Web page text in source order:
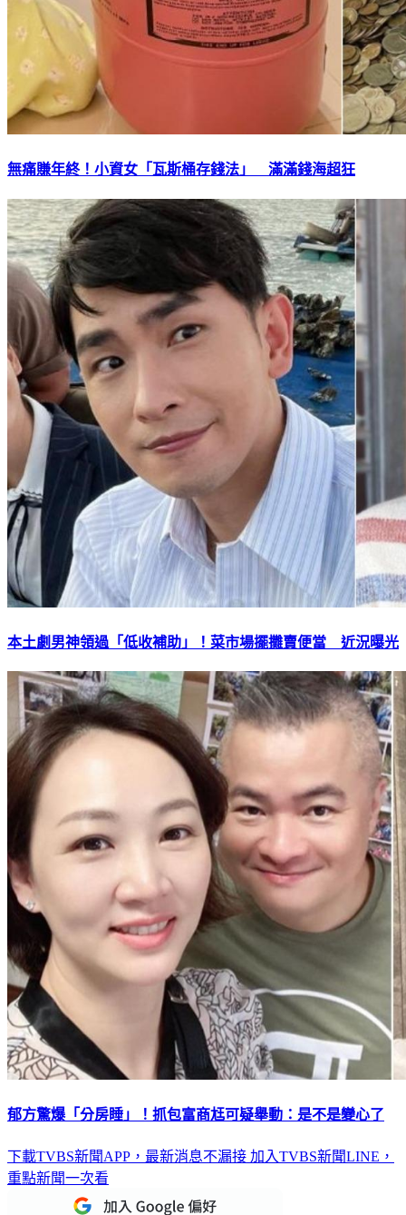
無痛賺年終！小資女「瓦斯桶存錢法」 滿滿錢海超狂
本土劇男神領過「低收補助」！菜市場擺攤賣便當 近況曝光
郁方驚爆「分房睡」！抓包富商尪可疑舉動：是不是變心了
下載TVBS新聞APP，最新消息不漏接 加入TVBS新聞LINE，
重點新聞一次看